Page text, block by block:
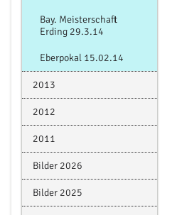
Bay. Meisterschaft
Erding 29.3.14
Eberpokal 15.02.14
2013
2012
2011
Bilder 2026
Bilder 2025